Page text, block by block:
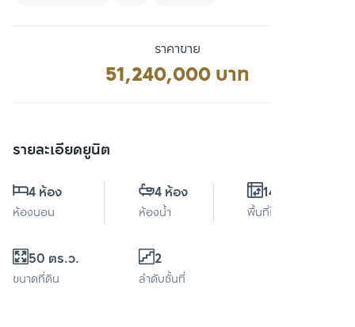
ราคาขาย
51,240,000 บาท
รายละเอียดยูนิต
4 ห้อง
ห้องนอน
4 ห้อง
ห้องน้ำ
141 ตร.ม.
พื้นที่ใช้สอย
50 ตร.ว.
ขนาดที่ดิน
2
ลำดับชั้นที่